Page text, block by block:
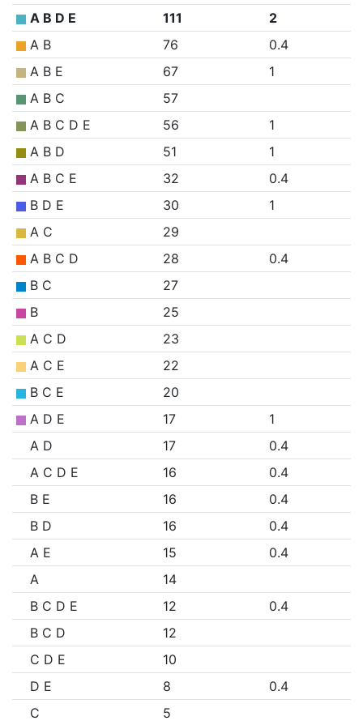
A B D E
111
2
A B
76
0.4
A B E
67
1
A B C
57
A B C D E
56
1
A B D
51
1
A B C E
32
0.4
B D E
30
1
A C
29
A B C D
28
0.4
B C
27
B
25
A C D
23
A C E
22
B C E
20
A D E
17
1
A D
17
0.4
A C D E
16
0.4
B E
16
0.4
B D
16
0.4
A E
15
0.4
A
14
B C D E
12
0.4
B C D
12
C D E
10
D E
8
0.4
C
5